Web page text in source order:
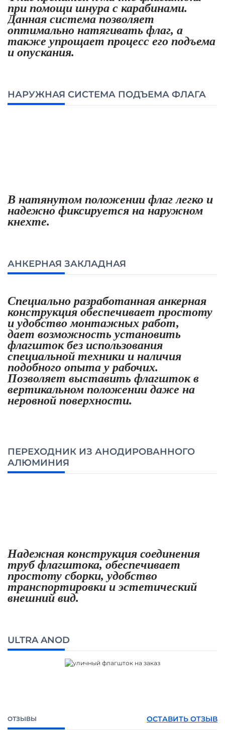
при помощи шнура с карабинами.
Данная система позволяет
оптимально натягивать флаг, а
также упрощает процесс его подъема
и опускания.
НАРУЖНАЯ СИСТЕМА ПОДЪЕМА ФЛАГА
В натянутом положении флаг легко и
надежно фиксируется на наружном
кнехте.
АНКЕРНАЯ ЗАКЛАДНАЯ
Специально разработанная анкерная
конструкция обеспечивает простоту
и удобство монтажных работ,
дает возможность установить
флагшток без использования
специальной техники и наличия
подобного опыта у рабочих.
Позволяет выставить флагшток в
вертикальном положении даже на
неровной поверхности.
ПЕРЕХОДНИК ИЗ АНОДИРОВАННОГО
АЛЮМИНИЯ
Надежная конструкция соединения
труб флагштока, обеспечивает
простоту сборки, удобство
транспортировки и эстетический
внешний вид.
ULTRA ANOD
ОТЗЫВЫ ОСТАВИТЬ ОТЗЫВ